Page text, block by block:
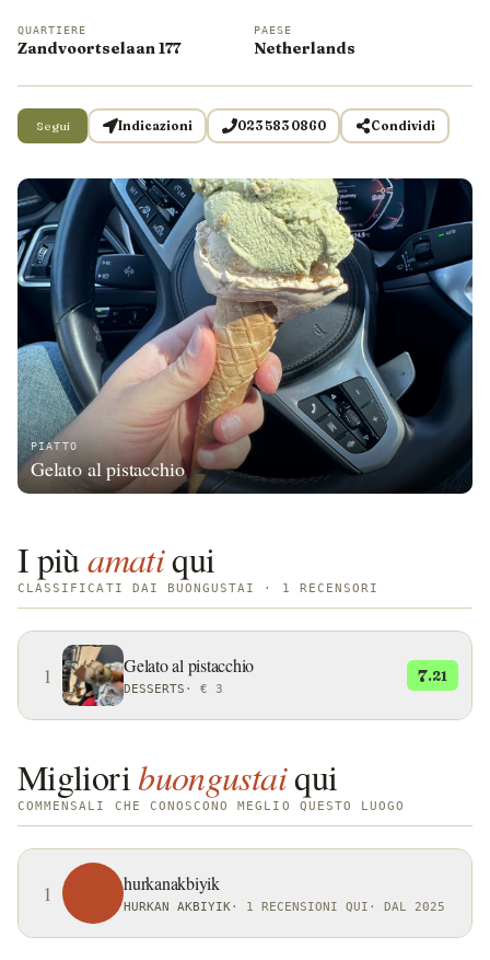
PIATTO
Gelato al pistacchio
QUARTIERE
Zandvoortselaan 177
PAESE
Netherlands
Segui Indicazioni 023 583 0860 Condividi
I piùamatiqui
CLASSIFICATI DAI BUONGUSTAI · 1 RECENSORI
1 Gelato al pistacchio
DESSERTS · € 3
7.21
Miglioribuongustaiqui
COMMENSALI CHE CONOSCONO MEGLIO QUESTO LUOGO
1 hurkanakbiyik
HURKAN AKBIYIK · 1 RECENSIONI QUI · DAL 2025